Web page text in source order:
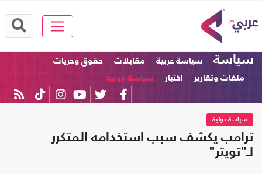
سياسة سياسة عربية مقابلات
حقوق وحريات
ملفات وتقارير
اختبار سياسة دولية
سياسة دولية
ترامب يكشف سبب استخدامه المتكرر
لـ"تويتر"